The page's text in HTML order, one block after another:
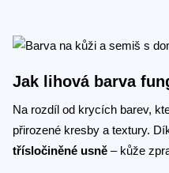
Jak lihová barva
Na rozdíl od krycích barev,
přirozené kresby a textury.
třísločiněné usně – kůže